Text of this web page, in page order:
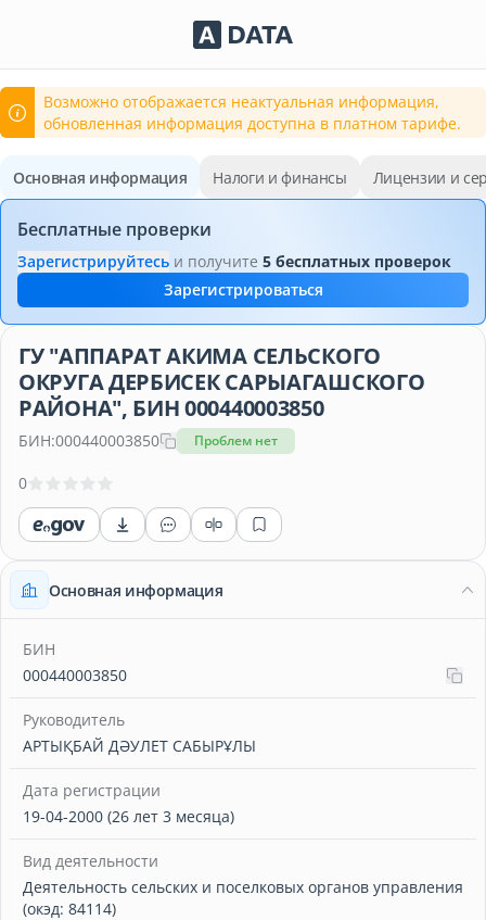
Сервисы Adata.kz
Возможно отображается неактуальная информация,
обновленная информация доступна в платном тарифе.
Основная информация Налоги и финансы Лицензии и
Бесплатные проверки
Зарегистрируйтесь и получите 5 бесплатных проверок
Зарегистрироваться
ГУ "АППАРАТ АКИМА СЕЛЬСКОГО
ОКРУГА ДЕРБИСЕК САРЫАГАШСКОГО
РАЙОНА", БИН 000440003850
БИН:000440003850 Проблем нет
0
Основная информация
БИН
000440003850
Руководитель
АРТЫҚБАЙ ДӘУЛЕТ САБЫРҰЛЫ
Дата регистрации
19-04-2000 (26 лет 3 месяца)
Вид деятельности
Деятельность сельских и поселковых органов управления
(окэд: 84114)